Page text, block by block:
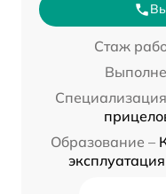
Стаж
Образование –